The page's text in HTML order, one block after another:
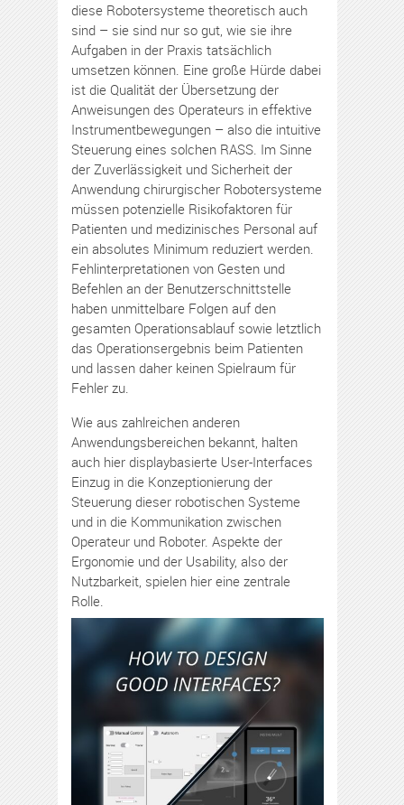
diese Robotersysteme theoretisch auch
sind – sie sind nur so gut, wie sie ihre
Aufgaben in der Praxis tatsächlich
umsetzen können. Eine große Hürde dabei
ist die Qualität der Übersetzung der
Anweisungen des Operateurs in effektive
Instrumentbewegungen – also die intuitive
Steuerung eines solchen RASS. Im Sinne
der Zuverlässigkeit und Sicherheit der
Anwendung chirurgischer Robotersysteme
müssen potenzielle Risikofaktoren für
Patienten und medizinisches Personal auf
ein absolutes Minimum reduziert werden.
Fehlinterpretationen von Gesten und
Befehlen an der Benutzerschnittstelle
haben unmittelbare Folgen auf den
gesamten Operationsablauf sowie letztlich
das Operationsergebnis beim Patienten
und lassen daher keinen Spielraum für
Fehler zu.
Wie aus zahlreichen anderen
Anwendungsbereichen bekannt, halten
auch hier displaybasierte User-Interfaces
Einzug in die Konzeptionierung der
Steuerung dieser robotischen Systeme
und in die Kommunikation zwischen
Operateur und Roboter. Aspekte der
Ergonomie und der Usability, also der
Nutzbarkeit, spielen hier eine zentrale
Rolle.